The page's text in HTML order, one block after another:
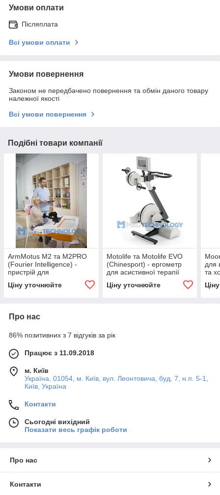
Умови оплати
Післяплата
Всі умови оплати
Умови повернення
Законом не передбачено повернення та обмін даного товару
належної якості
Всі умови повернення
Подібні товари компанії
ArmMotus M2 та М2PRO
(Fourier Intelligence) -
пристрій для
реабілітації рук та кисті
Ціну уточнюйте
Motolife та Motolife EVO
(Chinesport) - ергометр
для асистивної терапії
Ціну уточнюйте
для
та
Про нас
86% позитивних з 7 відгуків за рік
Працює з 11.09.2018
м. Київ
Україна, 01054, м. Київ, вул. Леонтовича, буд. 7, н.п. 5-1,
Київ, Україна
Контакти
Сьогодні вихідний
Показати весь графік роботи
Про нас
Контакти